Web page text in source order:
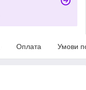
Оплата Умови